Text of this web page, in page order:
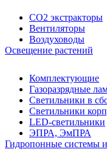
CO2 экстракторы
Вентиляторы
Воздуховоды
Освещение растений
Комплектующие
Газоразрядные
Светильники в
Светильники
LED-светильники
ЭПРА, ЭмПРА
Гидропонные системы